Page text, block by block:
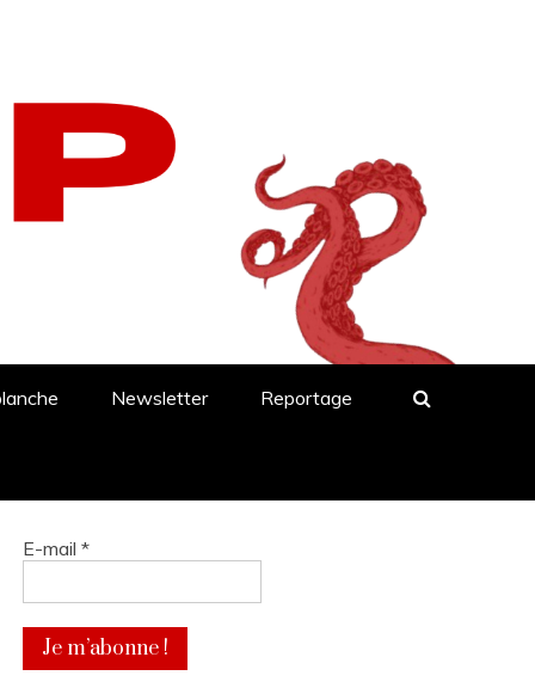
Newsletter Reportage
E-mail *